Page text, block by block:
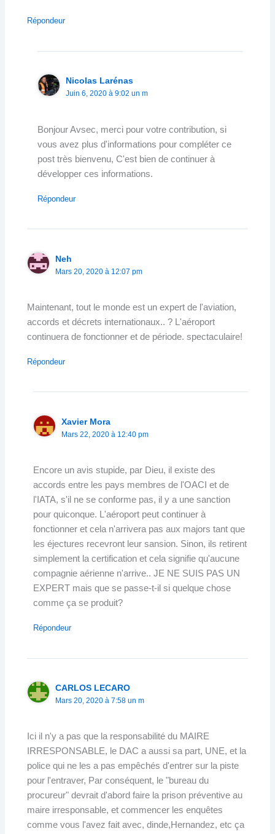
Répondeur
Nicolas Larénas
Juin 6, 2020 à 9:02 un m
Bonjour Avsec, merci pour votre contribution, si
vous avez plus d'informations pour compléter ce
post très bienvenu, C'est bien de continuer à
développer ces informations.
Répondeur
Neh
Mars 20, 2020 à 12:07 pm
Maintenant, tout le monde est un expert de l'aviation,
accords et décrets internationaux.. ? L'aéroport
continuera de fonctionner et de période. spectaculaire!
Répondeur
Xavier Mora
Mars 22, 2020 à 12:40 pm
Encore un avis stupide, par Dieu, il existe des
accords entre les pays membres de l'OACI et de
l'IATA, s'il ne se conforme pas, il y a une sanction
pour quiconque. L'aéroport peut continuer à
fonctionner et cela n'arrivera pas aux majors tant que
les éjectures recevront leur sansion. Sinon, ils retirent
simplement la certification et cela signifie qu'aucune
compagnie aérienne n'arrive.. JE NE SUIS PAS UN
EXPERT mais que se passe-t-il si quelque chose
comme ça se produit?
Répondeur
CARLOS LECARO
Mars 20, 2020 à 7:58 un m
Ici il n'y a pas que la responsabilité du MAIRE
IRRESPONSABLE, le DAC a aussi sa part, UNE, et la
police qui ne les a pas empêchés d'entrer sur la piste
pour l'entraver, Par conséquent, le "bureau du
procureur" devrait d'abord faire la prison préventive au
maire irresponsable, et commencer les enquêtes
comme vous l'avez fait avec, dinde,Hernandez, etc ça